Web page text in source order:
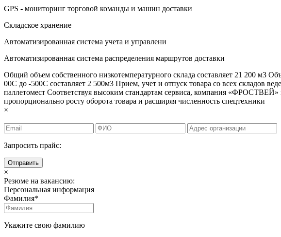
GPS - мониторинг торговой команды и машин доставки
Складское хранение
Автоматизированная система учета и управлени
Автоматизированная система распределения маршрутов доставки
Общий объем собственного низкотемпературного склада составляет 21 200 м3
00С до -500С составляет 2 500м3 Прием, учет и отпуск товара со всех складов
паллетомест Соответствуя высоким стандартам сервиса, компания
пропорционально росту оборота товара и расширяя численность спецтехники
×
Запросить прайс:
Отправить
×
Резюме на вакансию:
Персональная информация
Фамилия*
Укажите свою фамилию